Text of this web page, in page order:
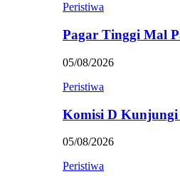
Peristiwa
Pagar Tinggi Mal
05/08/2026
Peristiwa
Komisi D
05/08/2026
Peristiwa